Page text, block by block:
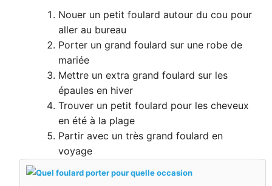
Nouer un petit foulard autour du cou pour
aller au bureau
Porter un grand foulard sur une robe de
mariée
Mettre un extra grand foulard sur les
épaules en hiver
Trouver un petit foulard pour les cheveux
en été à la plage
Partir avec un très grand foulard en
voyage